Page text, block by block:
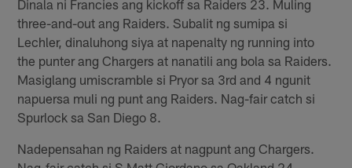
Dinala ni Francies ang kickoff sa Raiders 23. Muling
three-and-out ang Raiders. Subalit ng sumipa si
Lechler, dinaluhong siya at napenalty ng running into
the punter ang Chargers at nanatili ang bola sa Raiders.
Masiglang umiscramble si Pryor sa 3rd and 4 ngunit
napuersa muli ng punt ang Raiders. Nag-fair catch si
Spurlock sa San Diego 8.
Nadepensahan ng Raiders at nagpunt ang Chargers.